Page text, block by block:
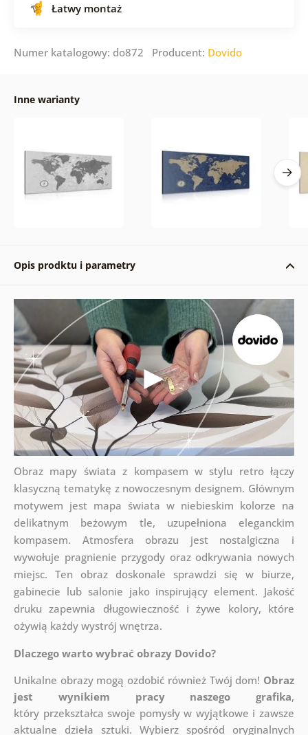
Łatwy montaż
Numer katalogowy: do872 Producent: Dovido
Inne warianty
Opis prodktu i parametry
Obraz mapy świata z kompasem w stylu retro łączy
klasyczną tematykę z nowoczesnym designem. Głównym
motywem jest mapa świata w niebieskim kolorze na
delikatnym beżowym tle, uzupełniona eleganckim
kompasem. Atmosfera obrazu jest nostalgiczna i
wywołuje pragnienie przygody oraz odkrywania nowych
miejsc. Ten obraz doskonale sprawdzi się w biurze,
gabinecie lub salonie jako inspirujący element. Jakość
druku zapewnia długowieczność i żywe kolory, które
ożywią każdy wystrój wnętrza.
Dlaczego warto wybrać obrazy Dovido?
Unikalne obrazy mogą ozdobić również Twój dom! Obraz
jest wynikiem pracy naszego grafika,
który przekształca swoje pomysły w wyjątkowe i zawsze
aktualne dzieła sztuki. Wybierz spośród oryginalnych